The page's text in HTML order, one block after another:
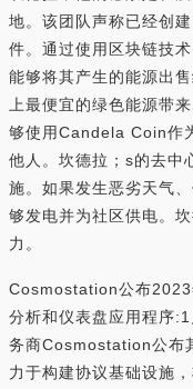
地。该团队声称已经创
件。通过使用区块链技
能够将其产生的能源出
上最便宜的绿色能源带
够使用Candela Coin作
他人。坎德拉；s的去中
施。如果发生恶劣天气
够发电并为社区供电。
力。
Cosmostation公布
分析和仪表盘应用程序
务商Cosmostation公布
力于构建协议基础设施